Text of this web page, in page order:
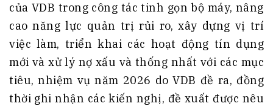
của VDB trong công tác tinh gọn bộ máy, nâng
cao năng lực quản trị rủi ro, xây dựng vị trí
việc làm, triển khai các hoạt động tín dụng
mới và xử lý nợ xấu và thống nhất với các mục
tiêu, nhiệm vụ năm 2026 do VDB đề ra, đồng
thời ghi nhận các kiến nghị, đề xuất được nêu